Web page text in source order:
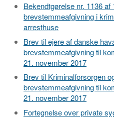
Bekendtgørelse nr. 1136
brevstemmeafgivning i
arresthuse
Brev til ejere af danske
brevstemmeafgivning til
21. november 2017
Brev til Kriminalforsorgen
brevstemmeafgivning til
21. november 2017
Fortegnelse over private